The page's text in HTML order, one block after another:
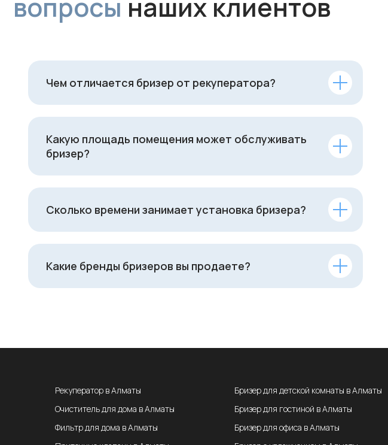
Чем отличается бризер от рекуператора?
Какую площадь помещения может обслуживать
бризер?
Сколько времени занимает установка бризера?
Какие бренды бризеров вы продаете?
Рекуператор в Алматы
Очиститель для дома в Алматы
Фильтр для дома в Алматы
Бризер для детской комнаты в Алматы
Бризер для гостиной в Алматы
Бризер для офиса в Алматы